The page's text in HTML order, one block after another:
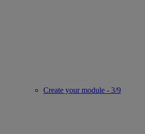
Create your module - 3/9